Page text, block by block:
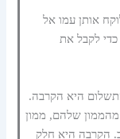
אותן עמו אל
לקבל את
היא הקרבה.
מהממון שלהם, ממון
הקרבה היא חלק